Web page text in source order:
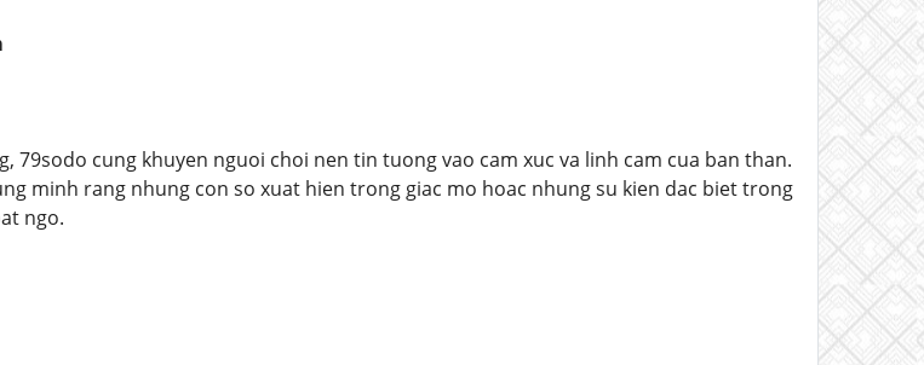
79sodo cung khuyen nguoi choi nen tin tuong vao cam xuc va linh cam cua ban than.
minh rang nhung con so xuat hien trong giac mo hoac nhung su kien dac biet trong
ngo.